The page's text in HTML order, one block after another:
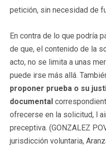
petición, sin necesidad de
En contra de lo que podría
de que, el contenido de la
acto, no se limita a unas
puede irse más allá.
proponer prueba o su
documental
ofrecerse en la solicitud, l
preceptiva. (GONZALEZ
jurisdicción voluntaria,